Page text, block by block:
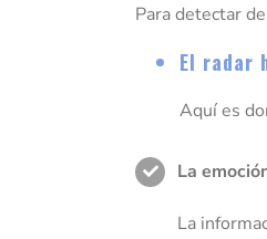
Para detectar
El radar
Aquí es
La
La